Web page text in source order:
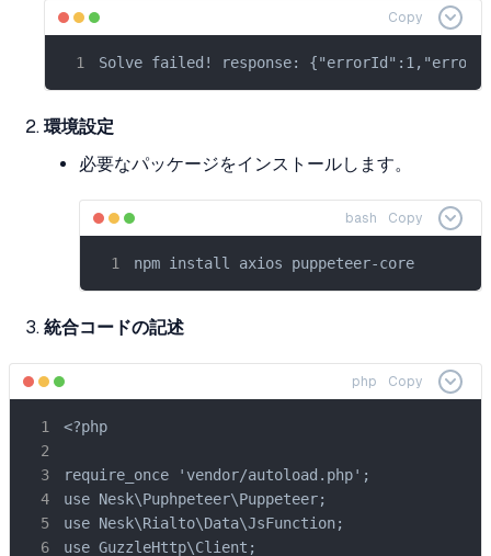
Copy
Solve failed! response:
環境設定
必要なパッケージをインストールします。
bash Copy
npm install axios puppeteer-core
統合コードの記述
php Copy
<?php
require_once 'vendor/autoload.php';
use Nesk\Puphpeteer\Puppeteer;
use Nesk\Rialto\Data\JsFunction;
use GuzzleHttp\Client;